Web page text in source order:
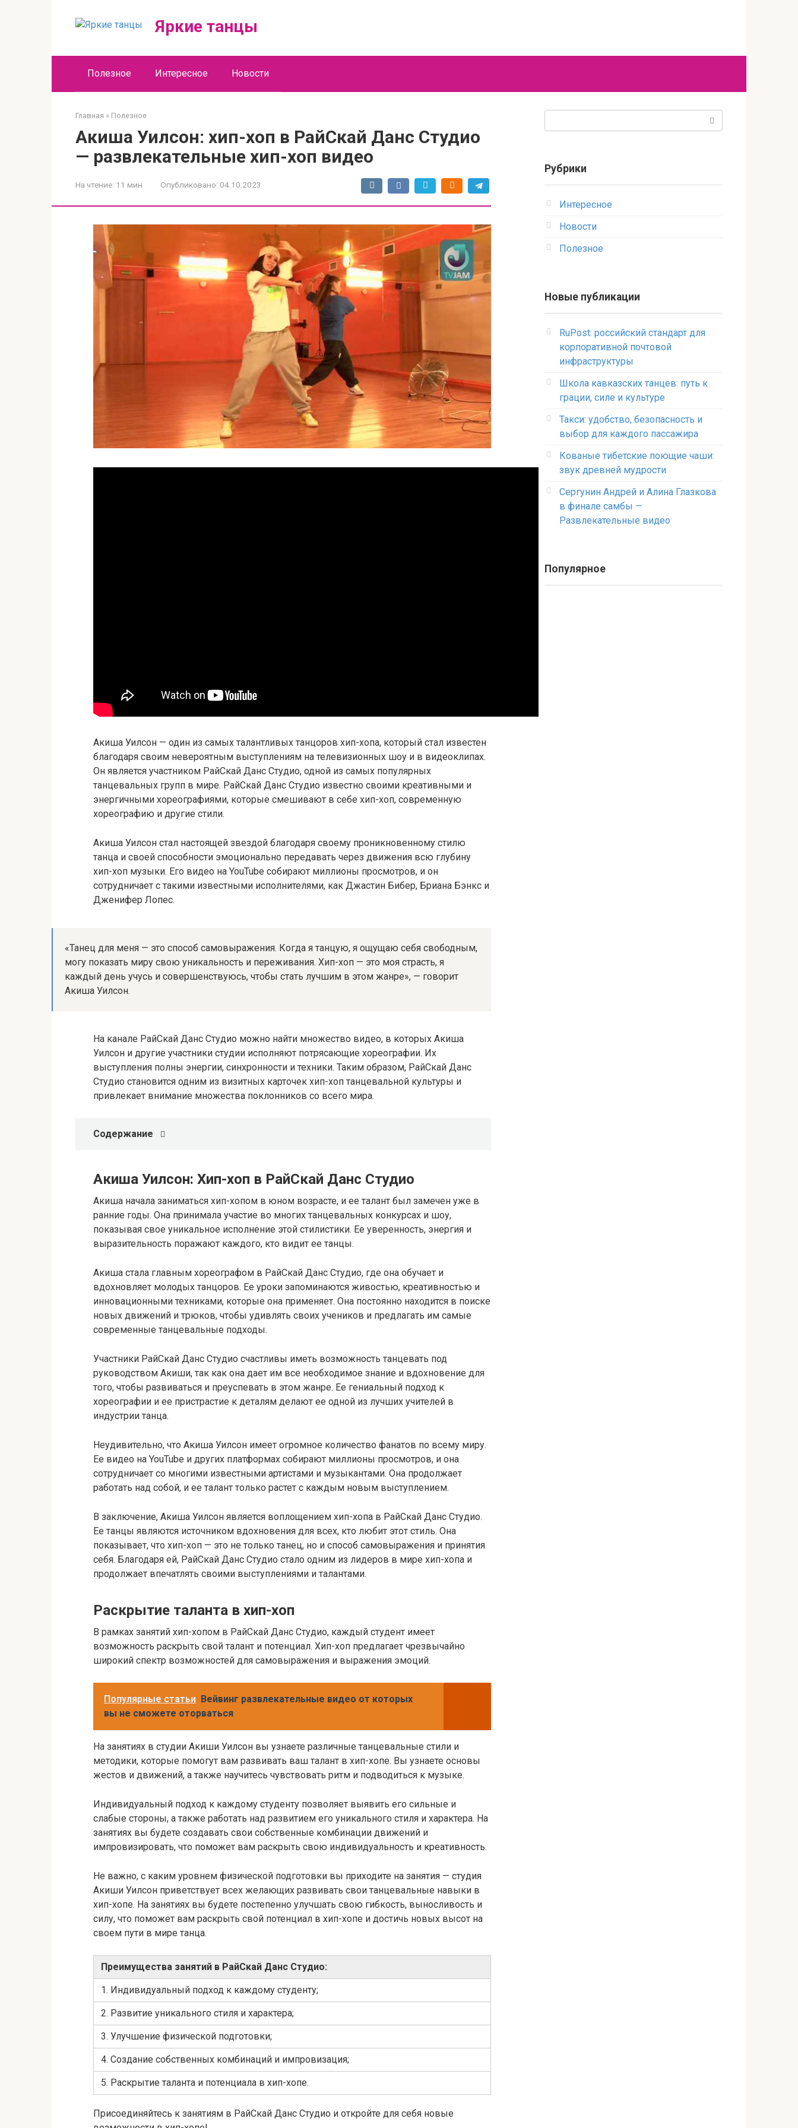
Яркие танцы
Полезное Интересное Новости
Главная » Полезное
Акиша Уилсон: хип-хоп в РайСкай Данс Студио
— развлекательные хип-хоп видео
На чтение: 11 мин Опубликовано: 04.10.2023
Акиша Уилсон — один из самых талантливых танцоров хип-хопа, который стал известен
благодаря своим невероятным выступлениям на телевизионных шоу и в видеоклипах.
Он является участником РайСкай Данс Студио, одной из самых популярных
танцевальных групп в мире. РайСкай Данс Студио известно своими креативными и
энергичными хореографиями, которые смешивают в себе хип-хоп, современную
хореографию и другие стили.
Акиша Уилсон стал настоящей звездой благодаря своему проникновенному стилю
танца и своей способности эмоционально передавать через движения всю глубину
хип-хоп музыки. Его видео на YouTube собирают миллионы просмотров, и он
сотрудничает с такими известными исполнителями, как Джастин Бибер, Бриана Бэнкс и
Дженифер Лопес.
«Танец для меня — это способ самовыражения. Когда я танцую, я ощущаю себя свободным,
могу показать миру свою уникальность и переживания. Хип-хоп — это моя страсть, я
каждый день учусь и совершенствуюсь, чтобы стать лучшим в этом жанре», — говорит
Акиша Уилсон.
На канале РайСкай Данс Студио можно найти множество видео, в которых Акиша
Уилсон и другие участники студии исполняют потрясающие хореографии. Их
выступления полны энергии, синхронности и техники. Таким образом, РайСкай Данс
Студио становится одним из визитных карточек хип-хоп танцевальной культуры и
привлекает внимание множества поклонников со всего мира.
Содержание
Акиша Уилсон: Хип-хоп в РайСкай Данс Студио
Акиша начала заниматься хип-хопом в юном возрасте, и ее талант был замечен уже в
ранние годы. Она принимала участие во многих танцевальных конкурсах и шоу,
показывая свое уникальное исполнение этой стилистики. Ее уверенность, энергия и
выразительность поражают каждого, кто видит ее танцы.
Акиша стала главным хореографом в РайСкай Данс Студио, где она обучает и
вдохновляет молодых танцоров. Ее уроки запоминаются живостью, креативностью и
инновационными техниками, которые она применяет. Она постоянно находится в поиске
новых движений и трюков, чтобы удивлять своих учеников и предлагать им самые
современные танцевальные подходы.
Участники РайСкай Данс Студио счастливы иметь возможность танцевать под
руководством Акиши, так как она дает им все необходимое знание и вдохновение для
того, чтобы развиваться и преуспевать в этом жанре. Ее гениальный подход к
хореографии и ее пристрастие к деталям делают ее одной из лучших учителей в
индустрии танца.
Неудивительно, что Акиша Уилсон имеет огромное количество фанатов по всему миру.
Ее видео на YouTube и других платформах собирают миллионы просмотров, и она
сотрудничает со многими известными артистами и музыкантами. Она продолжает
работать над собой, и ее талант только растет с каждым новым выступлением.
В заключение, Акиша Уилсон является воплощением хип-хопа в РайСкай Данс Студио.
Ее танцы являются источником вдохновения для всех, кто любит этот стиль. Она
показывает, что хип-хоп — это не только танец, но и способ самовыражения и принятия
себя. Благодаря ей, РайСкай Данс Студио стало одним из лидеров в мире хип-хопа и
продолжает впечатлять своими выступлениями и талантами.
Раскрытие таланта в хип-хоп
В рамках занятий хип-хопом в РайСкай Данс Студио, каждый студент имеет
возможность раскрыть свой талант и потенциал. Хип-хоп предлагает чрезвычайно
широкий спектр возможностей для самовыражения и выражения эмоций.
Популярные статьи Вейвинг развлекательные видео от которых
вы не сможете оторваться
На занятиях в студии Акиши Уилсон вы узнаете различные танцевальные стили и
методики, которые помогут вам развивать ваш талант в хип-хопе. Вы узнаете основы
жестов и движений, а также научитесь чувствовать ритм и подводиться к музыке.
Индивидуальный подход к каждому студенту позволяет выявить его сильные и
слабые стороны, а также работать над развитием его уникального стиля и характера. На
занятиях вы будете создавать свои собственные комбинации движений и
импровизировать, что поможет вам раскрыть свою индивидуальность и креативность.
Не важно, с каким уровнем физической подготовки вы приходите на занятия — студия
Акиши Уилсон приветствует всех желающих развивать свои танцевальные навыки в
хип-хопе. На занятиях вы будете постепенно улучшать свою гибкость, выносливость и
силу, что поможет вам раскрыть свой потенциал в хип-хопе и достичь новых высот на
своем пути в мире танца.
Преимущества занятий в РайСкай Данс Студио:
1. Индивидуальный подход к каждому студенту;
2. Развитие уникального стиля и характера;
3. Улучшение физической подготовки;
4. Создание собственных комбинаций и импровизация;
5. Раскрытие таланта и потенциала в хип-хопе.
Присоединяйтесь к занятиям в РайСкай Данс Студио и откройте для себя новые
Рубрики
Интересное
Новости
Полезное
Новые публикации
RuPost: российский стандарт для
корпоративной почтовой
инфраструктуры
Школа кавказских танцев: путь к
грации, силе и культуре
Такси: удобство, безопасность и
выбор для каждого пассажира
Кованые тибетские поющие чаши:
звук древней мудрости
Сергунин Андрей и Алина Глазкова
в финале самбы —
Развлекательные видео
Популярное